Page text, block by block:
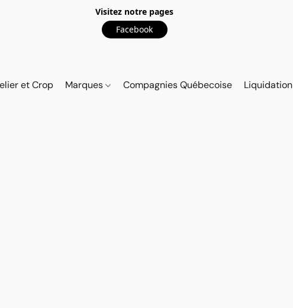
Visitez notre pages
Facebook
et Crop Marques Compagnies Québecoise Liquidation